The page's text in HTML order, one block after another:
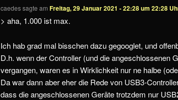
caedessagte am Freitag, 29 Januar 2021 - 22:28 um 22:28
> aha, 1.000 ist max.
Ich hab grad mal bisschen dazu gegooglet, und
D.h. wenn der Controller (und die angeschlossenen
vergangen, waren es in Wirklichkeit nur ne halbe
Da war dann aber eher die Rede von USB3-
dass die angeschlossenen Geräte trotzdem nur